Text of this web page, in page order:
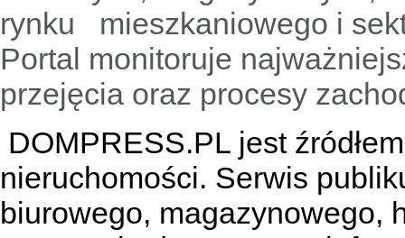
rynku mieszkaniowego i
Portal monitoruje
przejęcia oraz procesy
DOMPRESS.PL jest
nieruchomości. Serwis
biurowego, magazynowego,